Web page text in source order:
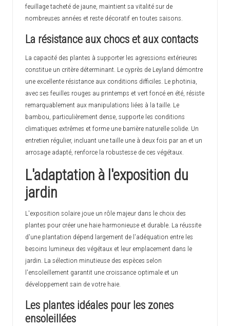
feuillage tacheté de jaune, maintient sa vitalité sur de
nombreuses années et reste décoratif en toutes saisons.
La résistance aux chocs et aux contacts
La capacité des plantes à supporter les agressions extérieures
constitue un critère déterminant. Le cyprès de Leyland démontre
une excellente résistance aux conditions difficiles. Le photinia,
avec ses feuilles rouges au printemps et vert foncé en été, résiste
remarquablement aux manipulations liées à la taille. Le
bambou, particulièrement dense, supporte les conditions
climatiques extrêmes et forme une barrière naturelle solide. Un
entretien régulier, incluant une taille une à deux fois par an et un
arrosage adapté, renforce la robustesse de ces végétaux.
L'adaptation à l'exposition du
jardin
L'exposition solaire joue un rôle majeur dans le choix des
plantes pour créer une haie harmonieuse et durable. La réussite
d'une plantation dépend largement de l'adéquation entre les
besoins lumineux des végétaux et leur emplacement dans le
jardin. La sélection minutieuse des espèces selon
l'ensoleillement garantit une croissance optimale et un
développement sain de votre haie.
Les plantes idéales pour les zones
ensoleillées